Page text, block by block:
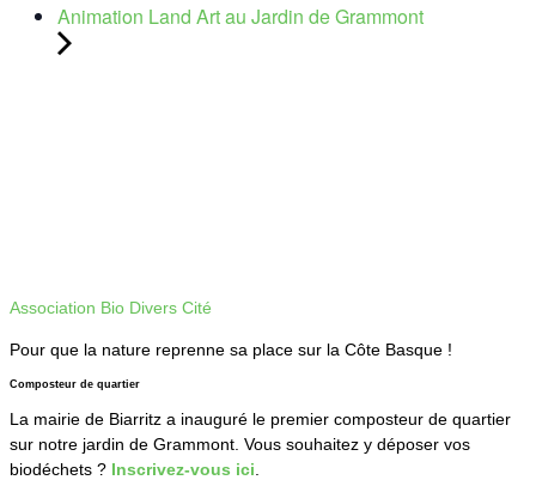
Animation Land Art au Jardin de Grammont
Association Bio Divers Cité
Pour que la nature reprenne sa place sur la Côte Basque !
Composteur de quartier
La mairie de Biarritz a inauguré le premier composteur de quartier
sur notre jardin de Grammont. Vous souhaitez y déposer vos
biodéchets ? Inscrivez-vous ici